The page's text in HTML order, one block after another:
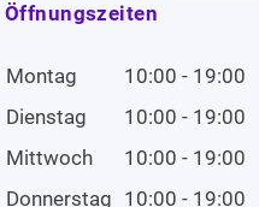
Öffnungszeiten
Montag
10:00 - 19:00
Dienstag
10:00 - 19:00
Mittwoch
10:00 - 19:00
Donnerstag 10:00 - 19:00